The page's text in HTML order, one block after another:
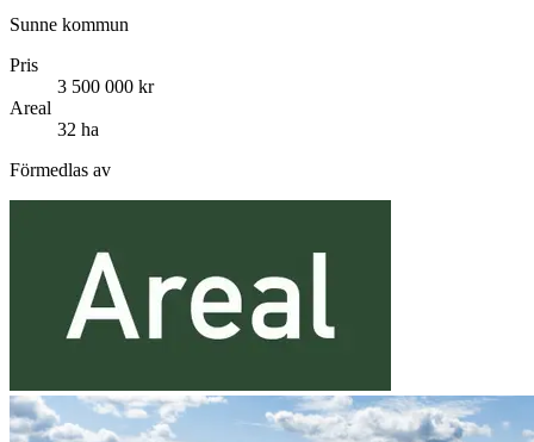
Sunne kommun
Pris
3 500 000 kr
Areal
32 ha
Förmedlas av